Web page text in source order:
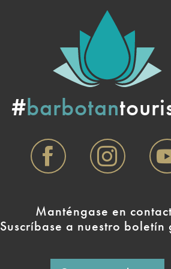
#barbotan
Manténgase en
Suscríbase a nuestro boletín